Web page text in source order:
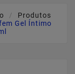
Produtos
Gel Íntimo